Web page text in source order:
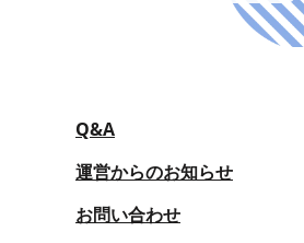
Q&A
運営からのお知らせ
お問い合わせ